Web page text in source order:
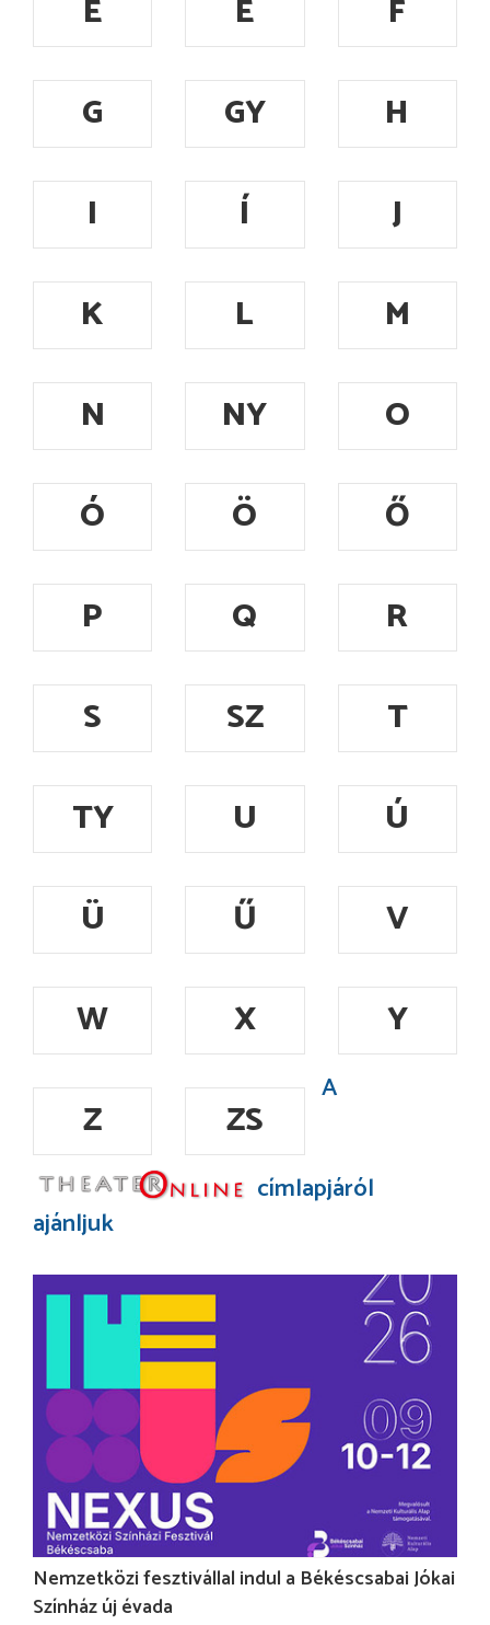
E É
F
G
GY
H
I
Í
J
K
L
M
N
NY
O
Ó
Ö
Ő
P
Q
R
S
SZ
T
TY
U
Ú
Ü
Ű
V
W
X
Y
Z
ZS
A
címlapjáról
ajánljuk
Nemzetközi fesztivállal indul a Békéscsabai Jókai
Színház új évada